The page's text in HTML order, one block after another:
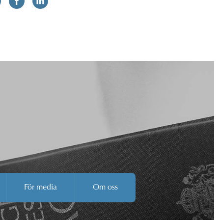
För media Om oss